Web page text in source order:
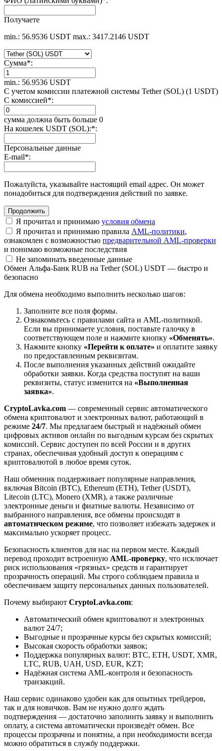
Получаете
min.: 56.9536 USDT max.: 3417.2146 USDT
Сумма*:
min.: 56.9536 USDT
С учетом комиссии платежной системы Tether (SOL) (1 USDT)
С комиссией*:
сумма должна быть больше 0
На кошелек USDT (SOL):*:
Персональные данные
E-mail*:
Пожалуйста, указывайте настоящий email адрес. Он может
понадобиться для подтверждения действий по заявке.
Я прочитал и принимаю условия обмена
Я прочитал и принимаю правила AML-политики,
ознакомлен с возможностью предварительной AML-проверки
и понимаю возможные последствия
Не запоминать введенные данные
Обмен Альфа-Банк RUB на Tether (SOL) USDT — быстро и
безопасно
Для обмена необходимо выполнить несколько шагов:
Заполните все поля формы.
Ознакомьтесь с правилами сайта и AML-политикой.
Если вы принимаете условия, поставьте галочку в
соответствующем поле и нажмите кнопку «Обменять».
Нажмите кнопку «Перейти к оплате» и оплатите заявку
по предоставленным реквизитам.
После выполнения указанных действий ожидайте
обработки заявки. Когда средства поступят на ваши
реквизиты, статус изменится на «Выполненная
заявка».
CryptoLavka.com — современный сервис автоматического
обмена криптовалют и электронных валют, работающий в
режиме 24/7. Мы предлагаем быстрый и надёжный обмен
цифровых активов онлайн по выгодным курсам без скрытых
комиссий. Сервис доступен по всей России и в других
странах, обеспечивая удобный доступ к операциям с
криптовалютой в любое время суток.
Наш обменник поддерживает популярные направления,
включая Bitcoin (BTC), Ethereum (ETH), Tether (USDT),
Litecoin (LTC), Monero (XMR), а также различные
электронные деньги и фиатные валюты. Независимо от
выбранного направления, все обмены происходят в
автоматическом режиме, что позволяет избежать задержек и
максимально ускоряет процесс.
Безопасность клиентов для нас на первом месте. Каждый
перевод проходит встроенную AML-проверку, что исключает
риск использования «грязных» средств и гарантирует
прозрачность операций. Мы строго соблюдаем правила и
обеспечиваем защиту персональных данных пользователей.
Почему выбирают CryptoLavka.com:
Автоматический обмен криптовалют и электронных
валют 24/7;
Выгодные и прозрачные курсы без скрытых комиссий;
Высокая скорость обработки заявок;
Поддержка популярных валют: BTC, ETH, USDT, XMR,
LTC, RUB, UAH, USD, EUR, KZT;
Надёжная система AML-контроля и безопасность
транзакций.
Наш сервис одинаково удобен как для опытных трейдеров,
так и для новичков. Вам не нужно долго ждать
подтверждения — достаточно заполнить заявку и выполнить
оплату, а система автоматически произведёт обмен. Все
процессы прозрачны и понятны, а при необходимости всегда
можно обратиться в службу поддержки.